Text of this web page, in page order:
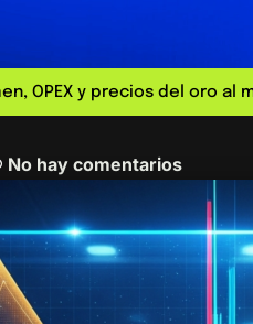
OPEX y precios del oro al
No hay comentarios